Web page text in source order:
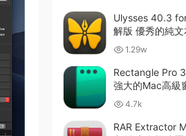
Ulysses 40.3
解版 優秀的純文
件 1.29w
Rectangle Pro
強大的Mac高級
4.7k
RAR Extractor